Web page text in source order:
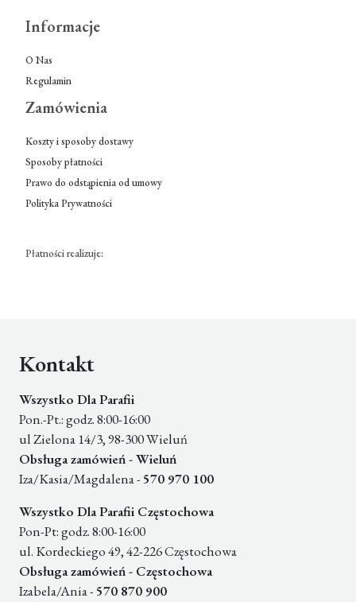
Informacje
O Nas
Regulamin
Zamówienia
Koszty i sposoby dostawy
Sposoby płatności
Prawo do odstąpienia od umowy
Polityka Prywatności
Płatności realizuje:
Kontakt
Wszystko Dla Parafii
Pon.-Pt.: godz. 8:00-16:00
ul Zielona 14/3, 98-300 Wieluń
Obsługa zamówień - Wieluń
Iza/Kasia/Magdalena - 570 970 100
Wszystko Dla Parafii Częstochowa
Pon-Pt: godz. 8:00-16:00
ul. Kordeckiego 49, 42-226 Częstochowa
Obsługa zamówień - Częstochowa
Izabela/Ania - 570 870 900